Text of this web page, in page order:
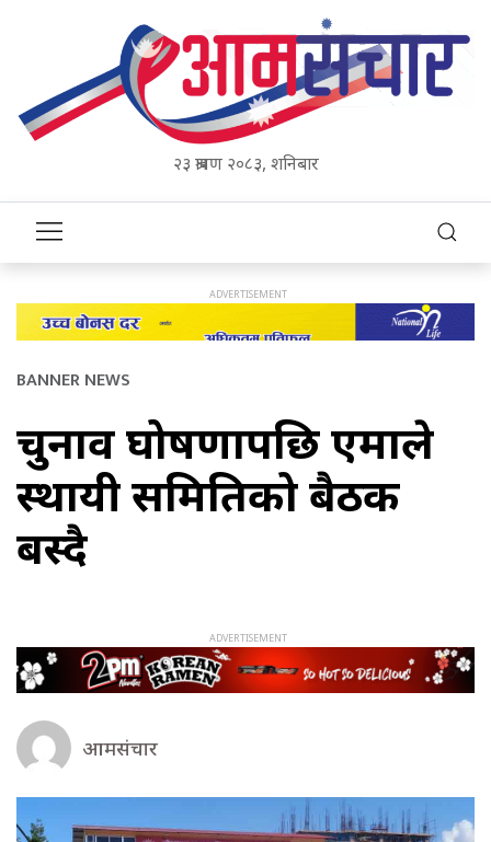
२३ श्रावण २०८३, शनिबार
BANNER NEWS
चुनाव घोषणापछि एमाले
स्थायी समितिको बैठक
बस्दै
आमसंचार